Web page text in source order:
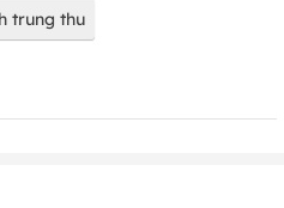
trung thu